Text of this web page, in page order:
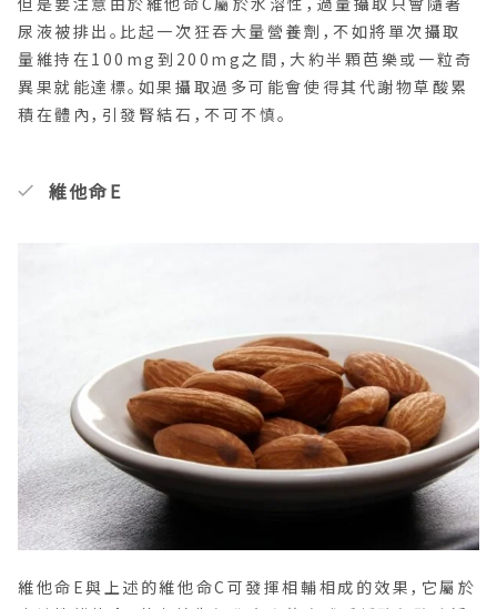
尿液被排出。比起一次狂吞大量營養劑，不如將單次攝取
量維持在100mg到200mg之間，大約半顆芭樂或一粒奇
異果就能達標。如果攝取過多可能會使得其代謝物草酸累
積在體內，引發腎結石，不可不慎。
維他命E
維他命E與上述的維他命C可發揮相輔相成的效果，它屬於